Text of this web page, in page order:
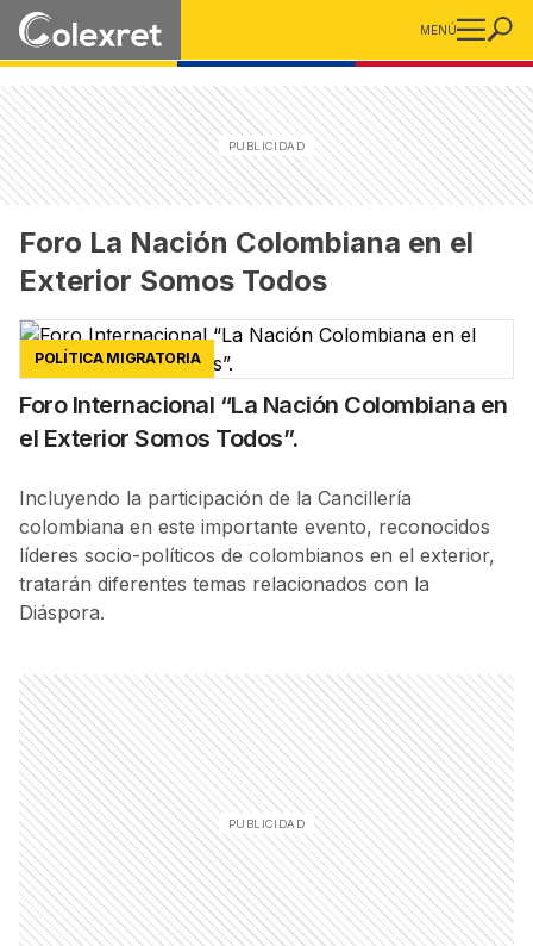
MENÚ
Foro La Nación Colombiana en el
Exterior Somos Todos
POLÍTICA MIGRATORIA
Foro Internacional “La Nación Colombiana en
el Exterior Somos Todos”.
Incluyendo la participación de la Cancillería
colombiana en este importante evento, reconocidos
líderes socio-políticos de colombianos en el exterior,
tratarán diferentes temas relacionados con la
Diáspora.